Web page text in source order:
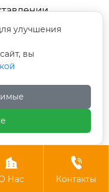
партнера,
продажу, но и
переработка
в плодородие
Инвестируя в
развития

Нас

Контакты
улучшения
вы